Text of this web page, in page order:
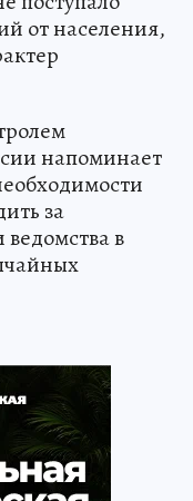
от населения,
напоминает
за
в